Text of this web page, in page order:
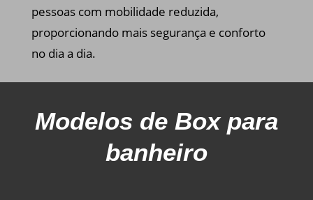
pessoas com mobilidade reduzida,
proporcionando mais segurança e conforto
no dia a dia.
Modelos de Box para
banheiro